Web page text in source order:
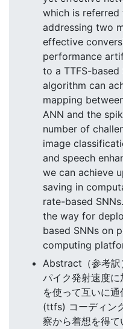
which is referred
addressing two
effective
performance
to a TTFS-based
algorithm can
mapping
ANN and the
number of
image
and speech
we can achieve
saving in
rate-based
the way for
based SNNs on
computing
Abstract（参考訳
パイク発射速度
を使って互いに
(ttfs) コーディン
察から着想を得